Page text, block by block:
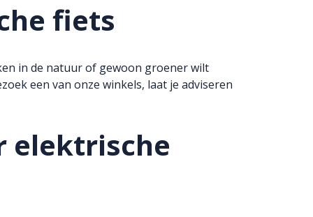
fiets
in de natuur of gewoon groener wilt
een van onze winkels, laat je adviseren
elektrische